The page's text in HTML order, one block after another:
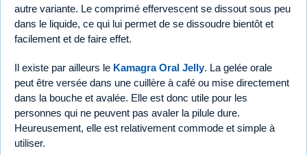
autre variante. Le comprimé effervescent se dissout sous peu
dans le liquide, ce qui lui permet de se dissoudre bientôt et
facilement et de faire effet.
Il existe par ailleurs le Kamagra Oral Jelly. La gelée orale
peut être versée dans une cuillère à café ou mise directement
dans la bouche et avalée. Elle est donc utile pour les
personnes qui ne peuvent pas avaler la pilule dure.
Heureusement, elle est relativement commode et simple à
utiliser.